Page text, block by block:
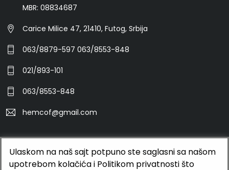
MBR: 08834687
Carice Milice 47, 21410, Futog, Srbija
063/8879-597 063/8553-848
021/893-101
063/8553-848
hemcof@gmail.com
©2026 HEMCOF DOO
BUTOBU - Izrada web sajta i internet prodavnice, optimizacija
Ulaskom na naš sajt potpuno ste saglasni sa našom
upotrebom kolačića i Politikom privatnosti što